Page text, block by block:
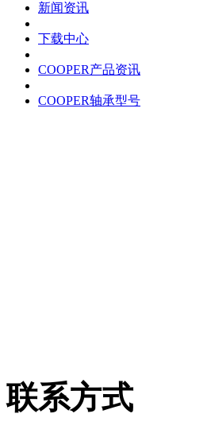
新闻资讯
下载中心
COOPER产品资讯
COOPER轴承型号
联系方式